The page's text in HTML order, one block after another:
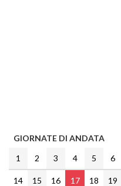
GIORNATE DI ANDATA
1
2 3 4 5 6
14 15 16 17 18 19